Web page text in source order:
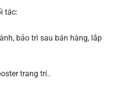
tác:
bảo trì sau bán hàng, lắp
trang trí..